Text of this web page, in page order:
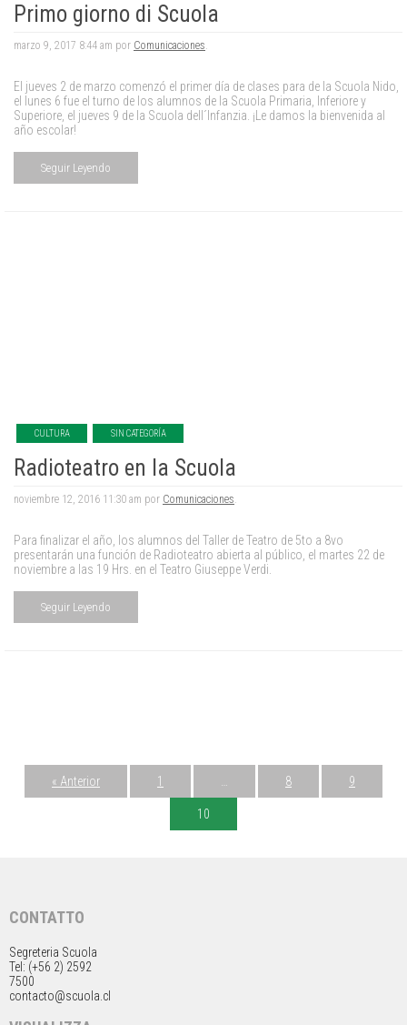
Primo giorno di Scuola
marzo 9, 2017 8:44 am por Comunicaciones.
El jueves 2 de marzo comenzó el primer día de clases para de la Scuola Nido,
el lunes 6 fue el turno de los alumnos de la Scuola Primaria, Inferiore y
Superiore, el jueves 9 de la Scuola dell´Infanzia. ¡Le damos la bienvenida al
año escolar!
Seguir Leyendo
CULTURA SIN CATEGORÍA
Radioteatro en la Scuola
noviembre 12, 2016 11:30 am por Comunicaciones.
Para finalizar el año, los alumnos del Taller de Teatro de 5to a 8vo
presentarán una función de Radioteatro abierta al público, el martes 22 de
noviembre a las 19 Hrs. en el Teatro Giuseppe Verdi.
Seguir Leyendo
« Anterior 1 8 9
10
CONTATTO
Segreteria Scuola
Tel: (+56 2) 2592
7500
contacto@scuola.cl